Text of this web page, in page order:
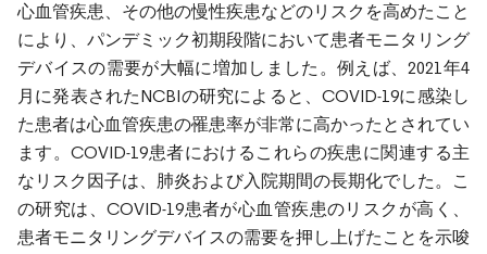
心血管疾患、その他の慢性疾患などのリスクを高めたこと
により、パンデミック初期段階において患者モニタリング
デバイスの需要が大幅に増加しました。例えば、2021年4
月に発表されたNCBIの研究によると、COVID-19に感染し
た患者は心血管疾患の罹患率が非常に高かったとされてい
ます。COVID-19患者におけるこれらの疾患に関連する主
なリスク因子は、肺炎および入院期間の長期化でした。こ
の研究は、COVID-19患者が心血管疾患のリスクが高く、
患者モニタリングデバイスの需要を押し上げたことを示唆